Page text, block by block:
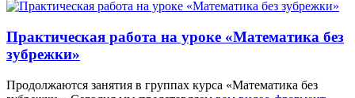
Практическая работа на уроке «Математика без
зубрежки»
Продолжаются занятия в группах курса «Математика без